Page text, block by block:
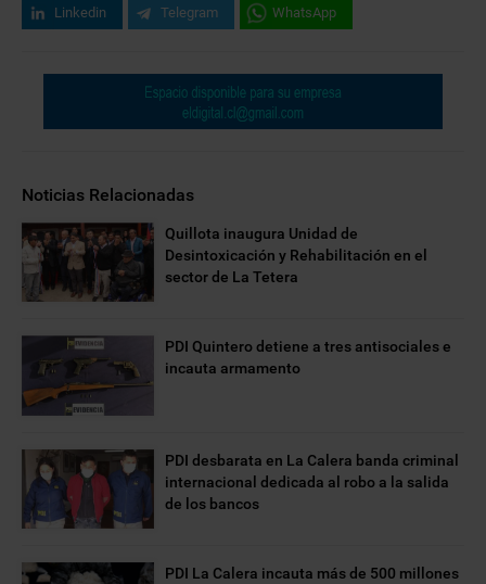
Linkedin Telegram WhatsApp
Noticias Relacionadas
Quillota inaugura Unidad de
Desintoxicación y Rehabilitación en el
sector de La Tetera
PDI Quintero detiene a tres antisociales e
incauta armamento
PDI desbarata en La Calera banda criminal
internacional dedicada al robo a la salida
de los bancos
PDI La Calera incauta más de 500 millones